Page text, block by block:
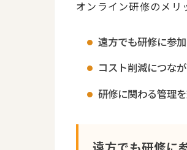
オンライン研修のメリ
遠方でも研修に参
コスト削減につな
研修に関わる管理